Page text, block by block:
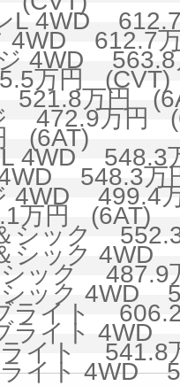
L 4WD
4WD 612.7
4WD
万円 (CVT)
521.8万円
472.9万円
(6AT)
L 4WD 548.3
4WD 548.3万
4WD 499.4
万円 (6AT)
シック
シック
シック 487.9
シック 4WD
ライト
ライト
ライト 541.8
ライト 4WD